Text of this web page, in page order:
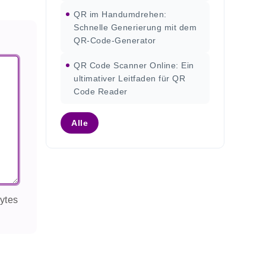
QR im Handumdrehen:
Schnelle Generierung mit dem
QR-Code-Generator
QR Code Scanner Online: Ein
ultimativer Leitfaden für QR
Code Reader
Alle